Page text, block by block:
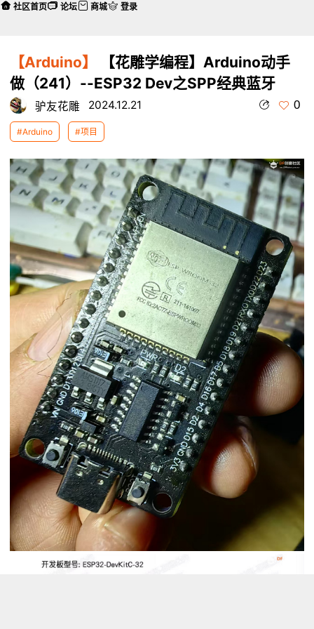
【Arduino】
【花雕学编程】Arduino动手
做（241）--ESP32 Dev之SPP经典蓝牙
驴友花雕 2024.12.21 0
#Arduino #项目
社区首页 论坛 商城 登录